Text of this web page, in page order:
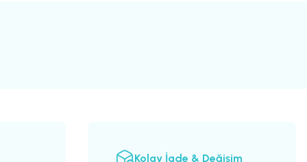
Kolay İade & Değişim